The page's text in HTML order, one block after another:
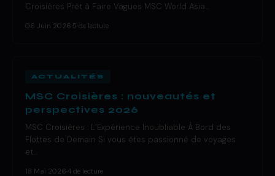
Croisières Prêt à Faire Vagues MSC World Asia…
06 Juin 2026 5 de lecture
ACTUALITÉS
MSC Croisières : nouveautés et
perspectives 2026
MSC Croisières : L’Expérience Inoubliable À Bord des
Flottes de Demain Si vous êtes passionné de voyages
et…
18 Mai 2026 4 de lecture